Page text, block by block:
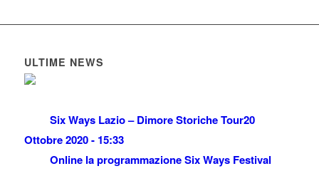
ULTIME NEWS
Six Ways Lazio – Dimore Storiche Tour20
Ottobre 2020 - 15:33
Online la programmazione Six Ways Festival